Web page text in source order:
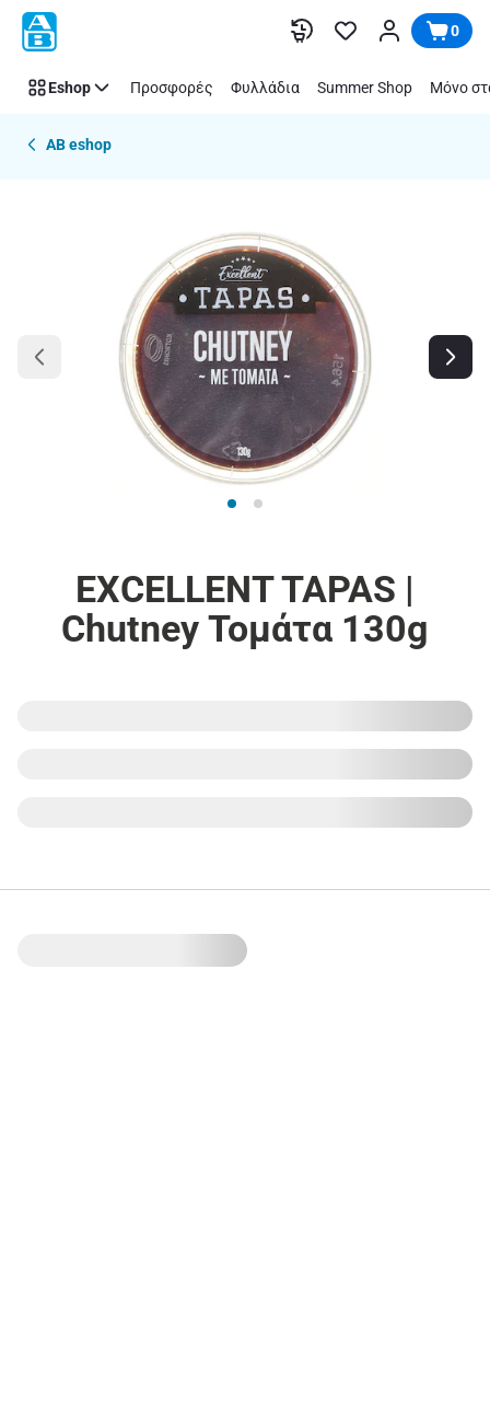
Παράλειψη 0
Eshop Προσφορές Φυλλάδια Summer Shop Μόνο
AB eshop
EXCELLENT TAPAS |
Chutney Τομάτα 130g